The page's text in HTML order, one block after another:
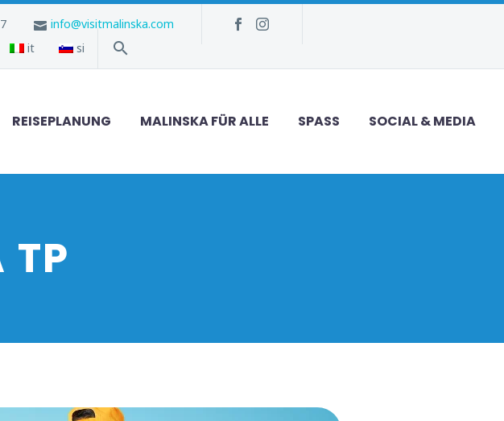
info@visitmalinska.com
it si
REISEPLANUNG MALINSKA FÜR ALLE SPASS SOCIAL & MEDIA